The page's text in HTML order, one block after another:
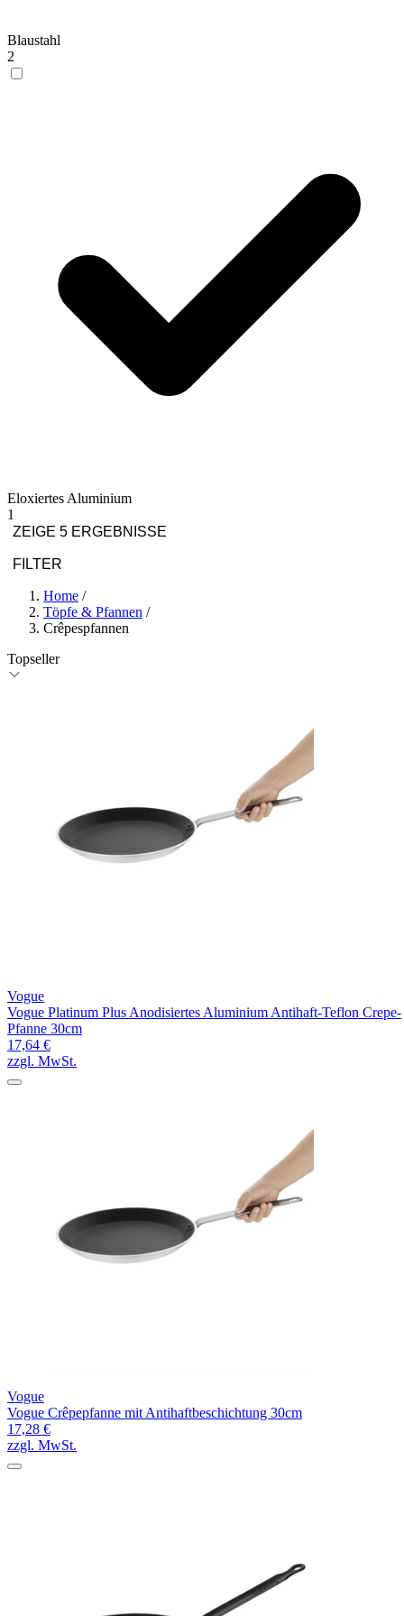
Blaustahl
2
Eloxiertes Aluminium
1
ZEIGE 5 ERGEBNISSE
FILTER
Home /
Töpfe & Pfannen /
Crêpespfannen
Topseller
Vogue
Vogue Platinum Plus Anodisiertes Aluminium Antihaft-Teflon Crepe-
Pfanne 30cm
17,64 €
zzgl. MwSt.
Vogue
Vogue Crêpepfanne mit Antihaftbeschichtung 30cm
17,28 €
zzgl. MwSt.